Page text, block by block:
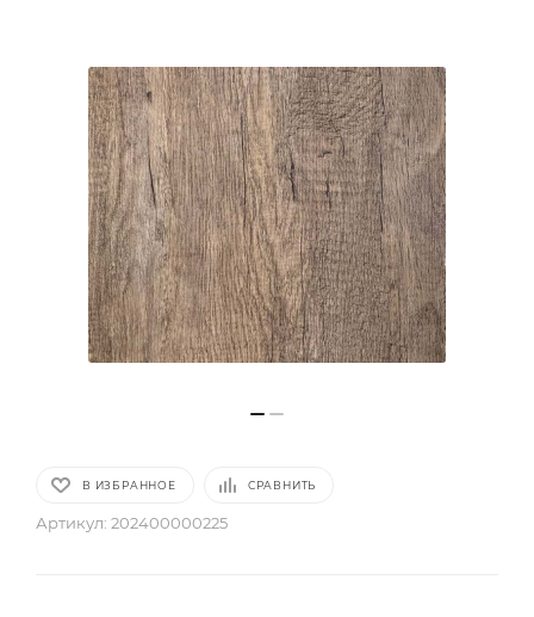
В ИЗБРАННОЕ СРАВНИТЬ
Артикул: 202400000225